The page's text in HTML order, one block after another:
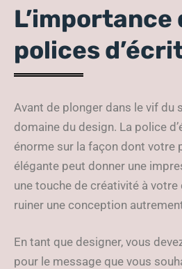
polices
Avant de plonger dans le vif du
domaine du design. La police
énorme sur la façon dont votre
élégante peut donner une
une touche de créativité à
ruiner une conception
En tant que designer, vous
pour le message que vous